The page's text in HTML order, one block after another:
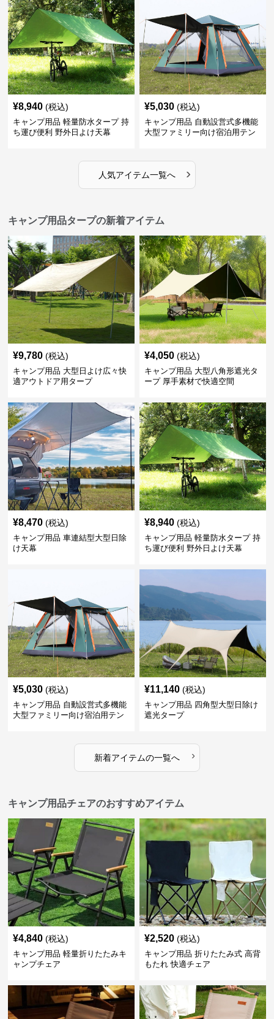
¥8,940 (税込)
キャンプ用品 軽量防水タープ 持
ち運び便利 野外日よけ天幕
¥5,030 (税込)
キャンプ用品 自動設営式多機能
大型ファミリー向け宿泊用テン
人気アイテム一覧へ ›
キャンプ用品タープの新着アイテム
¥9,780 (税込)
キャンプ用品 大型日よけ広々快
適アウトドア用タープ
¥4,050 (税込)
キャンプ用品 大型八角形遮光タ
ープ 厚手素材で快適空間
¥8,470 (税込)
キャンプ用品 車連結型大型日除
け天幕
¥8,940 (税込)
キャンプ用品 軽量防水タープ 持
ち運び便利 野外日よけ天幕
¥5,030 (税込)
キャンプ用品 自動設営式多機能
大型ファミリー向け宿泊用テン
¥11,140 (税込)
キャンプ用品 四角型大型日除け
遮光タープ
新着アイテムの一覧へ ›
キャンプ用品チェアのおすすめアイテム
¥4,840 (税込)
キャンプ用品 軽量折りたたみキ
ャンプチェア
¥2,520 (税込)
キャンプ用品 折りたたみ式 高背
もたれ 快適チェア